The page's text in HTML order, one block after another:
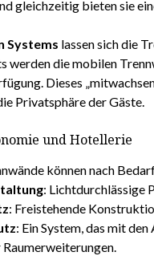
gleichzeitig bieten sie
Systems lassen sich die
werden die mobilen
Dieses
Privatsphäre der Gäste.
und Hotellerie
können nach
: Lichtdurchlässige
: Freistehende
: Ein System, das mit